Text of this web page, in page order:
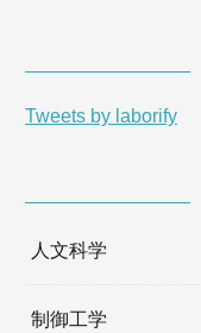
Tweets by laborify
人文科学
制御工学